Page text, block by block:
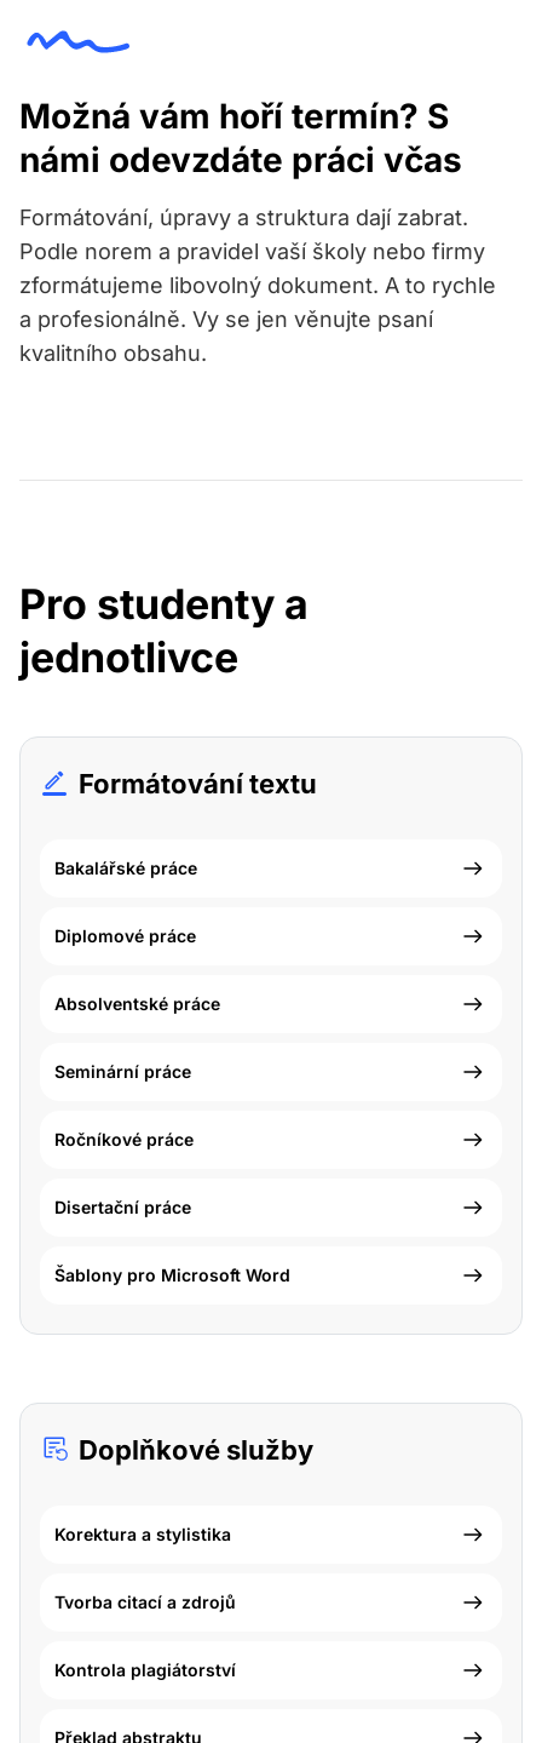
Možná vám hoří termín? S
námi odevzdáte práci včas
Formátování, úpravy a struktura dají zabrat.
Podle norem a pravidel vaší školy nebo firmy
zformátujeme libovolný dokument. A to rychle
a profesionálně. Vy se jen věnujte psaní
kvalitního obsahu.
Pro studenty a
jednotlivce
Formátování textu
Bakalářské práce
Diplomové práce
Absolventské práce
Seminární práce
Ročníkové práce
Disertační práce
Šablony pro Microsoft Word
Doplňkové služby
Korektura a stylistika
Tvorba citací a zdrojů
Kontrola plagiátorství
Překlad abstraktu